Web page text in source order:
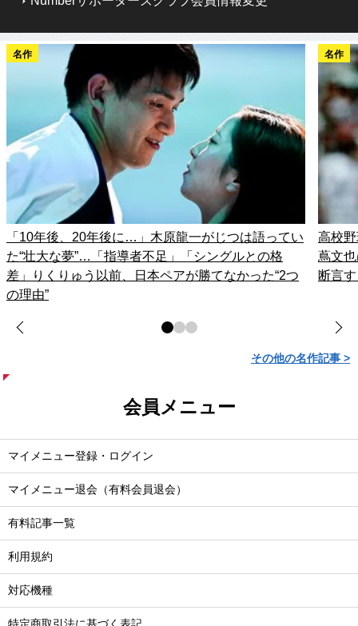
名作
「10年後、20年後に…」木原龍一がじつは語ってい
た“壮大な夢”…「指導者不足」「シングルとの格
差」りくりゅう以前、日本ペアが勝てなかった“2つ
の理由”
名作
高校
蔦文
断言
その他の名作記事 >
会員メニュー
マイメニュー登録・ログイン
マイメニュー退会（有料会員退会）
有料記事一覧
利用規約
対応機種